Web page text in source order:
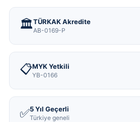
🏛️TÜRKAK Akredite
AB-0169-P
📋MYK Yetkili
YB-0166
✅5 Yıl Geçerli
Türkiye geneli